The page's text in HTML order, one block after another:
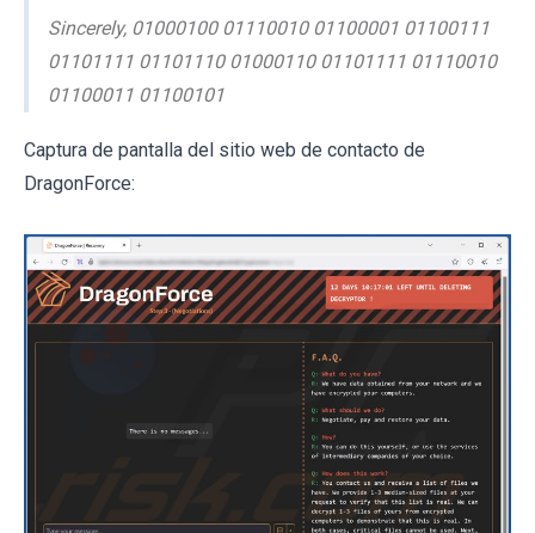
Sincerely, 01000100 01110010 01100001 01100111
01101111 01101110 01000110 01101111 01110010
01100011 01100101
Captura de pantalla del sitio web de contacto de
DragonForce: